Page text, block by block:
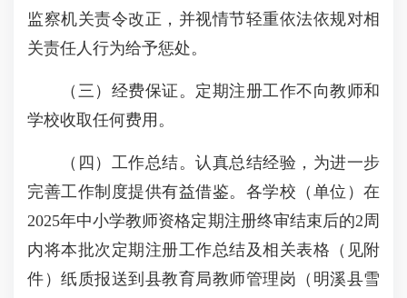
监察机关责令改正，并视情节轻重依法依规对相
关责任人行为给予惩处。
（三）经费保证。定期注册工作不向教师和
学校收取任何费用。
（四）工作总结。认真总结经验，为进一步
完善工作制度提供有益借鉴。各学校（单位）在
2025年中小学教师资格定期注册终审结束后的2周
内将本批次定期注册工作总结及相关表格（见附
件）纸质报送到县教育局教师管理岗（明溪县雪